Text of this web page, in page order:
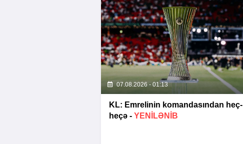
07.08.2026 - 01:13
KL: Emrelinin komandasından heç-
heçə - YENİLƏNİB